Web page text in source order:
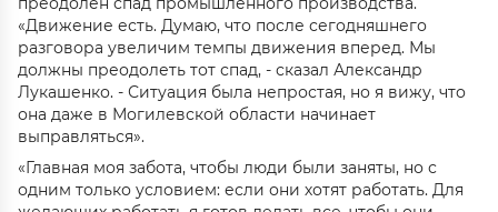
«Движение есть. Думаю, что после сегодняшнего
разговора увеличим темпы движения вперед. Мы
должны преодолеть тот спад, - сказал Александр
Лукашенко. - Ситуация была непростая, но я вижу, что
она даже в Могилевской области начинает
выправляться».
«Главная моя забота, чтобы люди были заняты, но с
одним только условием: если они хотят работать. Для